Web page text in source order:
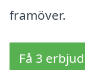
framöver.
Få 3